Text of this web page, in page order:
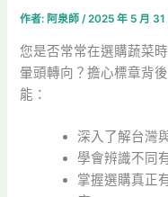
作者: 阿泉師/2025 年 5 月 31
您是否常常在選購蔬菜
暈頭轉向？擔心標章背
能：
深入了解台灣
學會辨識不同
掌握選購真正